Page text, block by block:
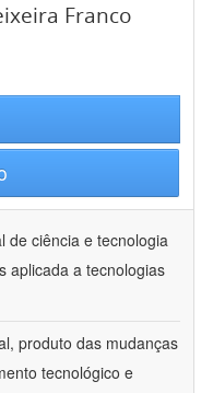
Franco
de ciência e tecnologia
aplicada a tecnologias
produto das mudanças
tecnológico e